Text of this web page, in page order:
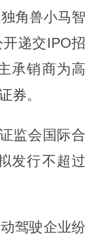
角兽小马智
递交IPO招
承销商为高
券。
监会国际合
发行不超过
驾驶企业纷